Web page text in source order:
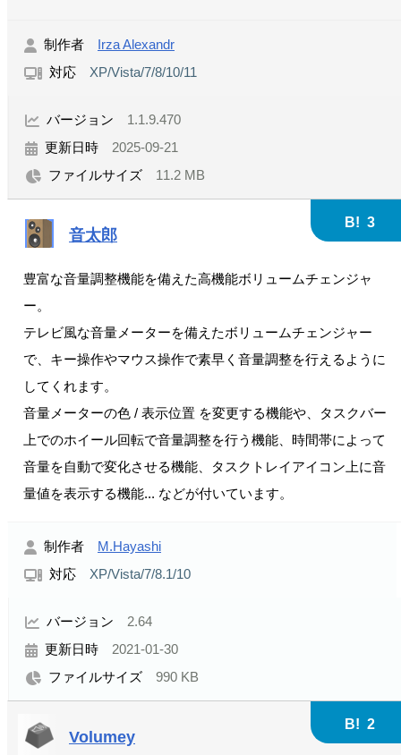
制作者 Irza Alexandr
対応 XP/Vista/7/8/10/11
バージョン 1.1.9.470
更新日時 2025-09-21
ファイルサイズ 11.2 MB
音太郎
B! 3
豊富な音量調整機能を備えた高機能ボリュームチェンジャ
ー。
テレビ風な音量メーターを備えたボリュームチェンジャー
で、キー操作やマウス操作で素早く音量調整を行えるように
してくれます。
音量メーターの色 / 表示位置 を変更する機能や、タスクバー
上でのホイール回転で音量調整を行う機能、時間帯によって
音量を自動で変化させる機能、タスクトレイアイコン上に音
量値を表示する機能... などが付いています。
制作者 M.Hayashi
対応 XP/Vista/7/8.1/10
バージョン 2.64
更新日時 2021-01-30
ファイルサイズ 990 KB
Volumey
B! 2